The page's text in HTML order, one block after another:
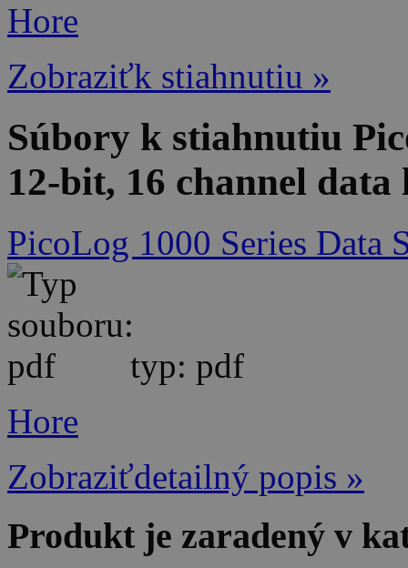
Hore
Zobraziťk stiahnutiu »
Súbory k stiahnutiu
12-bit, 16 channel
PicoLog 1000 Series Data
typ: pdf
Hore
Zobraziťdetailný popis »
Produkt je zaradený v